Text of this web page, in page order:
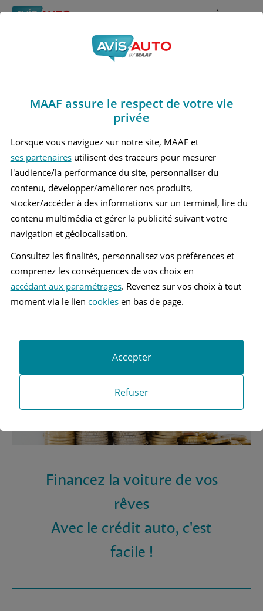
Rechercher À propos
Obtenir un devis d'assurance auto MAAF
Avis Lynk et co 01
LYNK ET CO 01 1 GRAND SUV
Vous recherchez une
assurance automobile ?
Obtenez vos devis MAAF
Financez la voiture de vos
rêves
Avec le crédit auto, c'est
facile !
MAAF assure le respect de votre vie
privée
Lorsque vous naviguez sur notre site, MAAF et
ses partenairesutilisent des traceurs pour mesurer
l'audience/la performance du site, personnaliser du
contenu, développer/améliorer nos produits,
stocker/accéder à des informations sur un terminal, lire du
contenu multimédia et gérer la publicité suivant votre
navigation et géolocalisation.
Consultez les finalités, personnalisez vos préférences et
comprenez les conséquences de vos choix en
accédant aux paramétrages. Revenez sur vos choix à tout
moment via le lien cookiesen bas de page.
Refuser
Accepter